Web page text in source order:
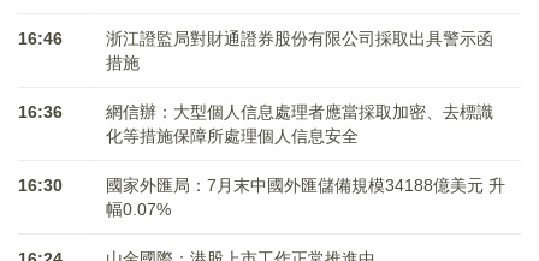
16:46
浙江證監局對財通證券股份有限公司採取出具警示函
措施
16:36
網信辦：大型個人信息處理者應當採取加密、去標識
化等措施保障所處理個人信息安全
16:30
國家外匯局：7月末中國外匯儲備規模34188億美元 升
幅0.07%